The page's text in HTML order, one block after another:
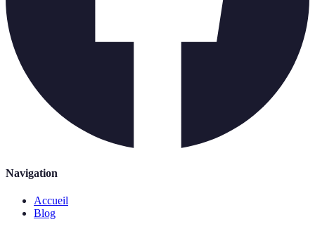
Navigation
Accueil
Blog